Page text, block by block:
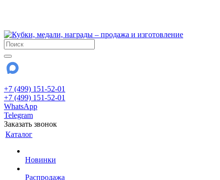
+7 (499) 151-52-01
+7 (499) 151-52-01
WhatsApp
Telegram
Заказать звонок
Каталог
Новинки
Распродажа